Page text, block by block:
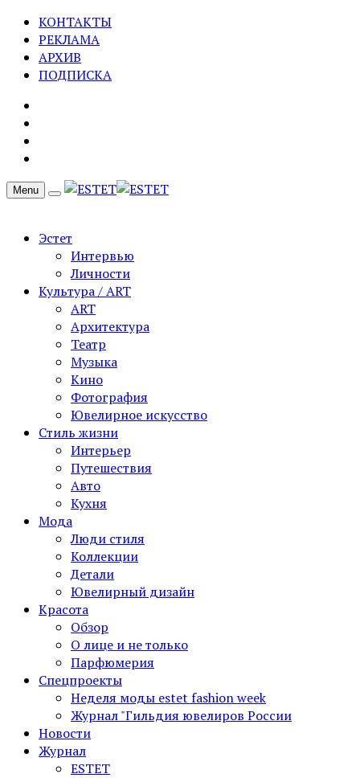
КОНТАКТЫ
РЕКЛАМА
АРХИВ
ПОДПИСКА
Menu
Эстет
Интервью
Личности
Культура / ART
ART
Архитектура
Театр
Музыка
Кино
Фотография
Ювелирное искусство
Стиль жизни
Интерьер
Путешествия
Авто
Кухня
Мода
Люди стиля
Коллекции
Детали
Ювелирный дизайн
Красота
Обзор
О лице и не только
Парфюмерия
Спецпроекты
Неделя моды estet fashion week
Журнал "Гильдия ювелиров России
Новости
Журнал
ESTET